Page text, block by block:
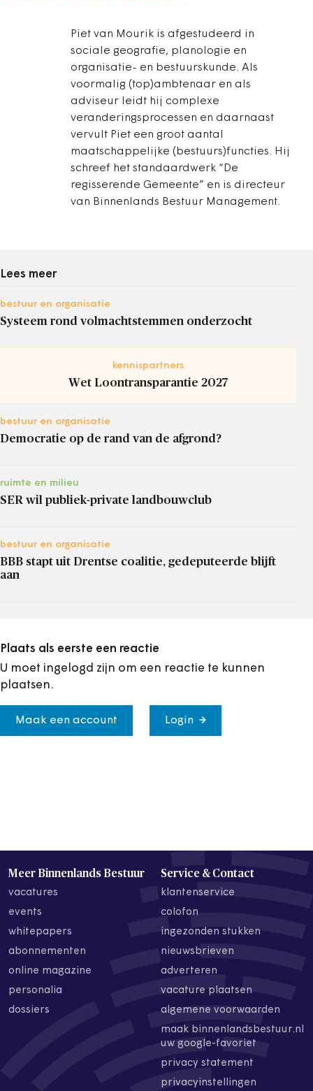
Piet van Mourik is afgestudeerd in
sociale geografie, planologie en
organisatie- en bestuurskunde. Als
voormalig (top)ambtenaar en als
adviseur leidt hij complexe
veranderingsprocessen en daarnaast
vervult Piet een groot aantal
maatschappelijke (bestuurs)functies. Hij
schreef het standaardwerk “De
regisserende Gemeente” en is directeur
van Binnenlands Bestuur Management.
Lees meer
bestuur en organisatie
Systeem rond volmachtstemmen onderzocht
kennispartners
Wet Loontransparantie 2027
bestuur en organisatie
Democratie op de rand van de afgrond?
ruimte en milieu
SER wil publiek-private landbouwclub
bestuur en organisatie
BBB stapt uit Drentse coalitie, gedeputeerde blijft
aan
Plaats als eerste een reactie
U moet ingelogd zijn om een reactie te kunnen
plaatsen.
Maak een account Login
Meer Binnenlands Bestuur
vacatures
events
whitepapers
abonnementen
online magazine
personalia
dossiers
Service & Contact
klantenservice
colofon
ingezonden stukken
nieuwsbrieven
adverteren
vacature plaatsen
algemene voorwaarden
maak binnenlandsbestuur.nl
uw google-favoriet
privacy statement
privacyinstellingen